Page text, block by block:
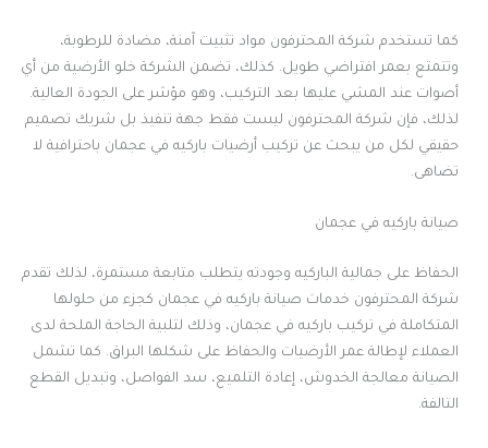
كما تستخدم شركة المحترفون مواد تثبيت آمنة، مضادة للرطوبة،
وتتمتع بعمر افتراضي طويل. كذلك، تضمن الشركة خلو الأرضية من أي
أصوات عند المشي عليها بعد التركيب، وهو مؤشر على الجودة العالية.
لذلك، فإن شركة المحترفون ليست فقط جهة تنفيذ بل شريك تصميم
حقيقي لكل من يبحث عن تركيب أرضيات باركيه في عجمان باحترافية لا
تضاهى.
صيانة باركيه في عجمان
الحفاظ على جمالية الباركيه وجودته يتطلب متابعة مستمرة، لذلك تقدم
شركة المحترفون خدمات صيانة باركيه في عجمان كجزء من حلولها
المتكاملة في تركيب باركيه في عجمان، وذلك لتلبية الحاجة الملحة لدى
العملاء لإطالة عمر الأرضيات والحفاظ على شكلها البراق. كما تشمل
الصيانة معالجة الخدوش، إعادة التلميع، سد الفواصل، وتبديل القطع
التالفة.